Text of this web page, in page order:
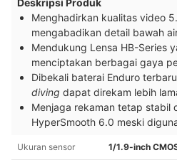
Menghadirkan kualitas video
mengabadikan detail bawah
Mendukung Lensa HB-Series
menciptakan berbagai gaya
Dibekali baterai Enduro
diving dapat direkam lebih
Menjaga rekaman tetap stabil
HyperSmooth 6.0 meski
Ukuran sensor 1/1.9-inch